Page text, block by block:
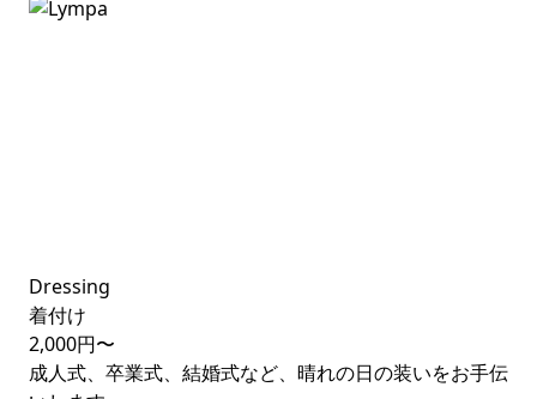
Dressing
着付け
2,000円〜
成人式、卒業式、結婚式など、晴れの日の装いをお手伝